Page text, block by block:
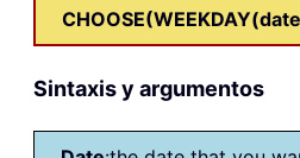
Sintaxis y argumentos